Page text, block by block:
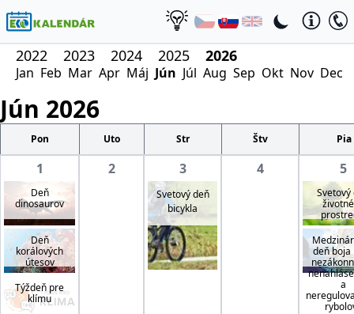
2022 2023 2024 2025 2026
Jan Feb Mar Apr Máj Jún Júl Aug Sep Okt Nov Dec
Jún 2026
Pon Uto Str Štv Pia
1
Deň
dinosaurov
Deň
korálových
útesov
Týždeň pre
klímu
2 3
Svetový deň
bicykla
4 5
Svetový
deň boja
a